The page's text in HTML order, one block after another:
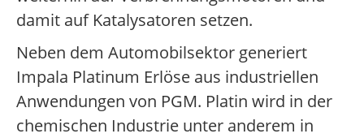
damit auf Katalysatoren setzen.
Neben dem Automobilsektor generiert
Impala Platinum Erlöse aus industriellen
Anwendungen von PGM. Platin wird in der
chemischen Industrie unter anderem in